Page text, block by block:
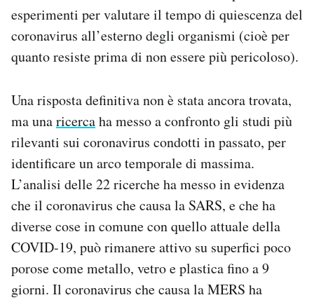
esperimenti per valutare il tempo di quiescenza del
coronavirus all’esterno degli organismi (cioè per
quanto resiste prima di non essere più pericoloso).
Una risposta definitiva non è stata ancora trovata,
ma unaricercaha messo a confronto gli studi più
rilevanti sui coronavirus condotti in passato, per
identificare un arco temporale di massima.
L’analisi delle 22 ricerche ha messo in evidenza
che il coronavirus che causa la SARS, e che ha
diverse cose in comune con quello attuale della
COVID-19, può rimanere attivo su superfici poco
porose come metallo, vetro e plastica fino a 9
giorni. Il coronavirus che causa la MERS ha